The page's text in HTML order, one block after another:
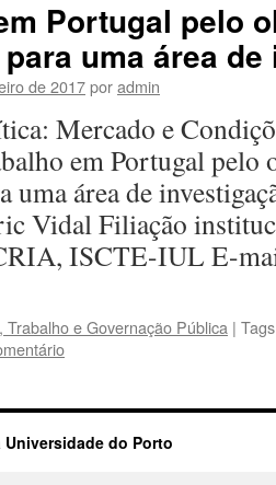
Portugal pelo
uma área
de 2017poradmin
Mercado e
em Portugal pelo
uma área de
Vidal Filiação
ISCTE-IUL E-
Trabalho e Governação Pública | Tags
do Porto